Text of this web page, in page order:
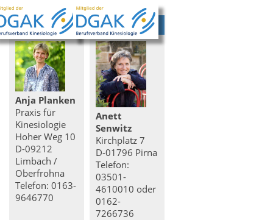
Anja Planken
Praxis für
Kinesiologie
Hoher Weg 10
D-09212
Limbach /
Oberfrohna
Telefon: 0163-
9646770
Anett
Senwitz
Kirchplatz 7
D-01796 Pirna
Telefon:
03501-
4610010 oder
0162-
7266736